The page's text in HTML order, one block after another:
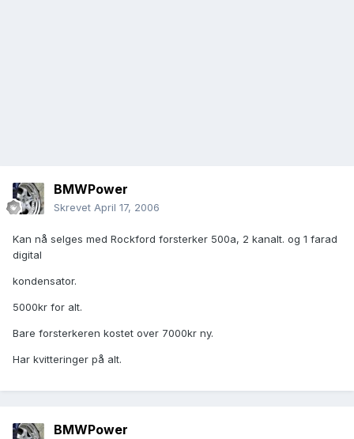
BMWPower
Skrevet April 17, 2006
Kan nå selges med Rockford forsterker 500a, 2 kanalt. og 1 farad
digital
kondensator.
5000kr for alt.
Bare forsterkeren kostet over 7000kr ny.
Har kvitteringer på alt.
BMWPower